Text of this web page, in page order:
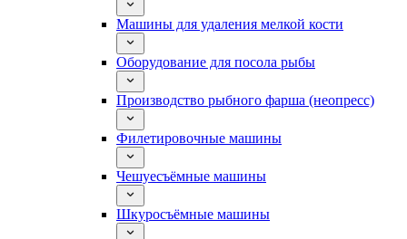
Машины для удаления мелкой кости
Оборудование для посола рыбы
Производство рыбного фарша (неопресс)
Филетировочные машины
Чешуесъёмные машины
Шкуросъёмные машины